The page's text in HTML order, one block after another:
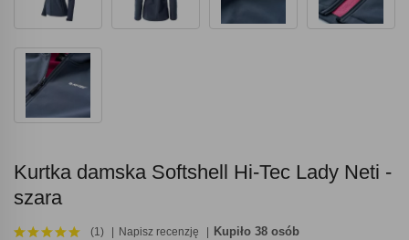
Kurtka damska Softshell Hi-Tec Lady Neti -
szara
(1) Napisz recenzję Kupiło 38 osób